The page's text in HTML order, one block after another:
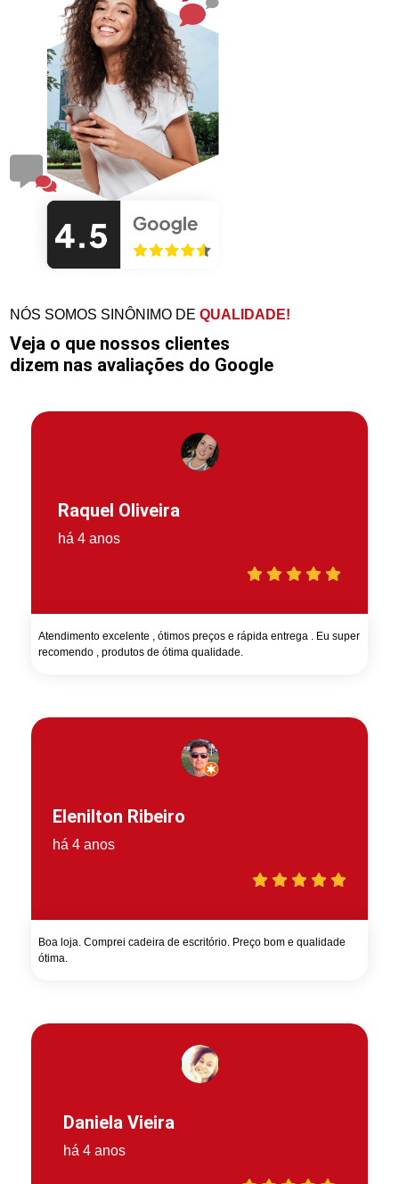
NÓS SOMOS SINÔNIMO DEQUALIDADE!
Veja o que nossos clientes
dizem nas avaliações do Google
Raquel Oliveira
há 4 anos
Atendimento excelente , ótimos preços e rápida entrega . Eu super
recomendo , produtos de ótima qualidade.
Elenilton Ribeiro
há 4 anos
Boa loja. Comprei cadeira de escritório. Preço bom e qualidade
ótima.
Daniela Vieira
há 4 anos